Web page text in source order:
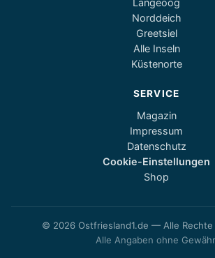
Langeoog
Norddeich
Greetsiel
Alle Inseln
Küstenorte
SERVICE
Magazin
Impressum
Datenschutz
Cookie-Einstellungen
Shop
© 2026 Ostfriesland1.de — Alle Rechte
Alle Angaben ohne